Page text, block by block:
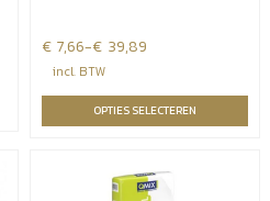
€ 7,66-€ 39,89
Prijsklasse:
€7,66
tot
incl. BTW
OPTIES SELECTEREN